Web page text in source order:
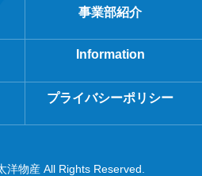
事業部紹介
Information
プライバシーポリシー
物産 All Rights Reserved.